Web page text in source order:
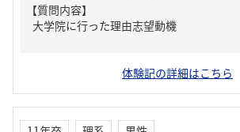
【質問内容】
大学院に行った理由志望動機
体験記の詳細はこちら